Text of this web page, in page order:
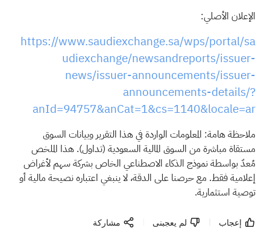
الإعلان الأصلي:
https://www.saudiexchange.sa/wps/portal/sa
udiexchange/newsandreports/issuer-
news/issuer-announcements/issuer-
announcements-details/?
anId=94757&anCat=1&cs=1140&locale=ar
ملاحظة هامة: المعلومات الواردة في هذا التقرير وبيانات السوق
مستقاة مباشرة من السوق المالية السعودية (تداول). هذا الملخص
مُعدّ بواسطة نموذج الذكاء الاصطناعي الخاص بشركة سهم لأغراض
إعلامية فقط. مع حرصنا على الدقة، لا ينبغي اعتباره نصيحة مالية أو
توصية استثمارية.
إعجاب لم يعجبنى مشاركة